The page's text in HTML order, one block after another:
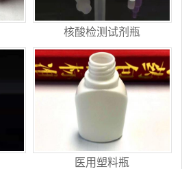
核酸检测试剂瓶
医用塑料瓶